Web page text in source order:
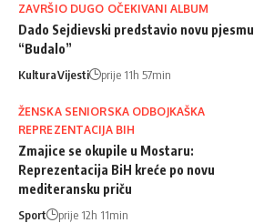
ZAVRŠIO DUGO OČEKIVANI ALBUM
Dado Sejdievski predstavio novu pjesmu
“Budalo”
KulturaVijesti prije 11h 57min
ŽENSKA SENIORSKA ODBOJKAŠKA
REPREZENTACIJA BIH
Zmajice se okupile u Mostaru:
Reprezentacija BiH kreće po novu
mediteransku priču
Sport prije 12h 11min